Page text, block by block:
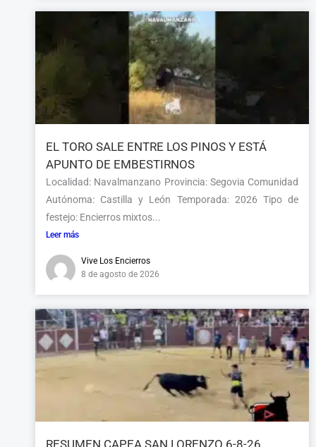
EL TORO SALE ENTRE LOS PINOS Y ESTÁ
APUNTO DE EMBESTIRNOS
Localidad: Navalmanzano Provincia: Segovia Comunidad
Autónoma: Castilla y León Temporada: 2026 Tipo de
festejo: Encierros mixtos...
Leer más
Vive Los Encierros
8 de agosto de 2026
RESUMEN CAPEA SAN LORENZO 6-8-26